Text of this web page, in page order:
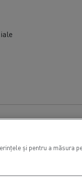
și pentru a